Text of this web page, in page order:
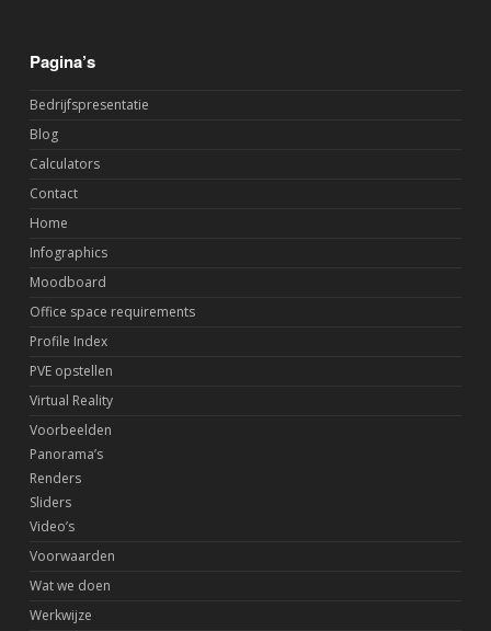
Pagina’s
Bedrijfspresentatie
Blog
Calculators
Contact
Home
Infographics
Moodboard
Office space requirements
Profile Index
PVE opstellen
Virtual Reality
Voorbeelden
Panorama’s
Renders
Sliders
Video’s
Voorwaarden
Wat we doen
Werkwijze